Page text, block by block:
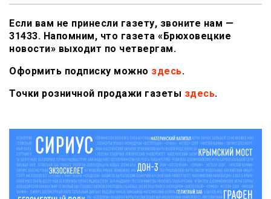
Если вам не принесли газету, звоните нам —
31433. Напомним, что газета «Брюховецкие
новости» выходит по четвергам.
Оформить подписку можно здесь.
Точки розничной продажи газеты здесь.